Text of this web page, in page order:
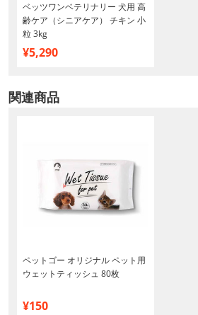
ベッツワンベテリナリー 犬用 高
齢ケア（シニアケア） チキン 小
粒 3kg
¥5,290
関連商品
ペットゴー オリジナル ペット用
ウェットティッシュ 80枚
¥150